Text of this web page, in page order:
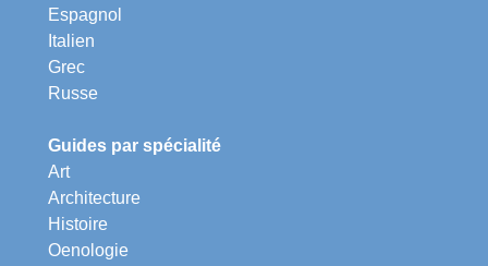
Espagnol
Italien
Grec
Russe
Guides par spécialité
Art
Architecture
Histoire
Oenologie